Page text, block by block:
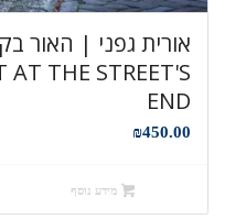
THE STREET'S
END
₪450.00
מידע נוסף